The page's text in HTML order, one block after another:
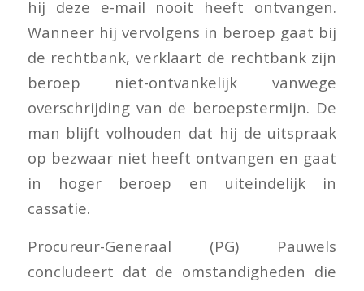
hij deze e-mail nooit heeft ontvangen.
Wanneer hij vervolgens in beroep gaat bij
de rechtbank, verklaart de rechtbank zijn
beroep niet-ontvankelijk vanwege
overschrijding van de beroepstermijn. De
man blijft volhouden dat hij de uitspraak
op bezwaar niet heeft ontvangen en gaat
in hoger beroep en uiteindelijk in
cassatie.
Procureur-Generaal (PG) Pauwels
concludeert dat de omstandigheden die